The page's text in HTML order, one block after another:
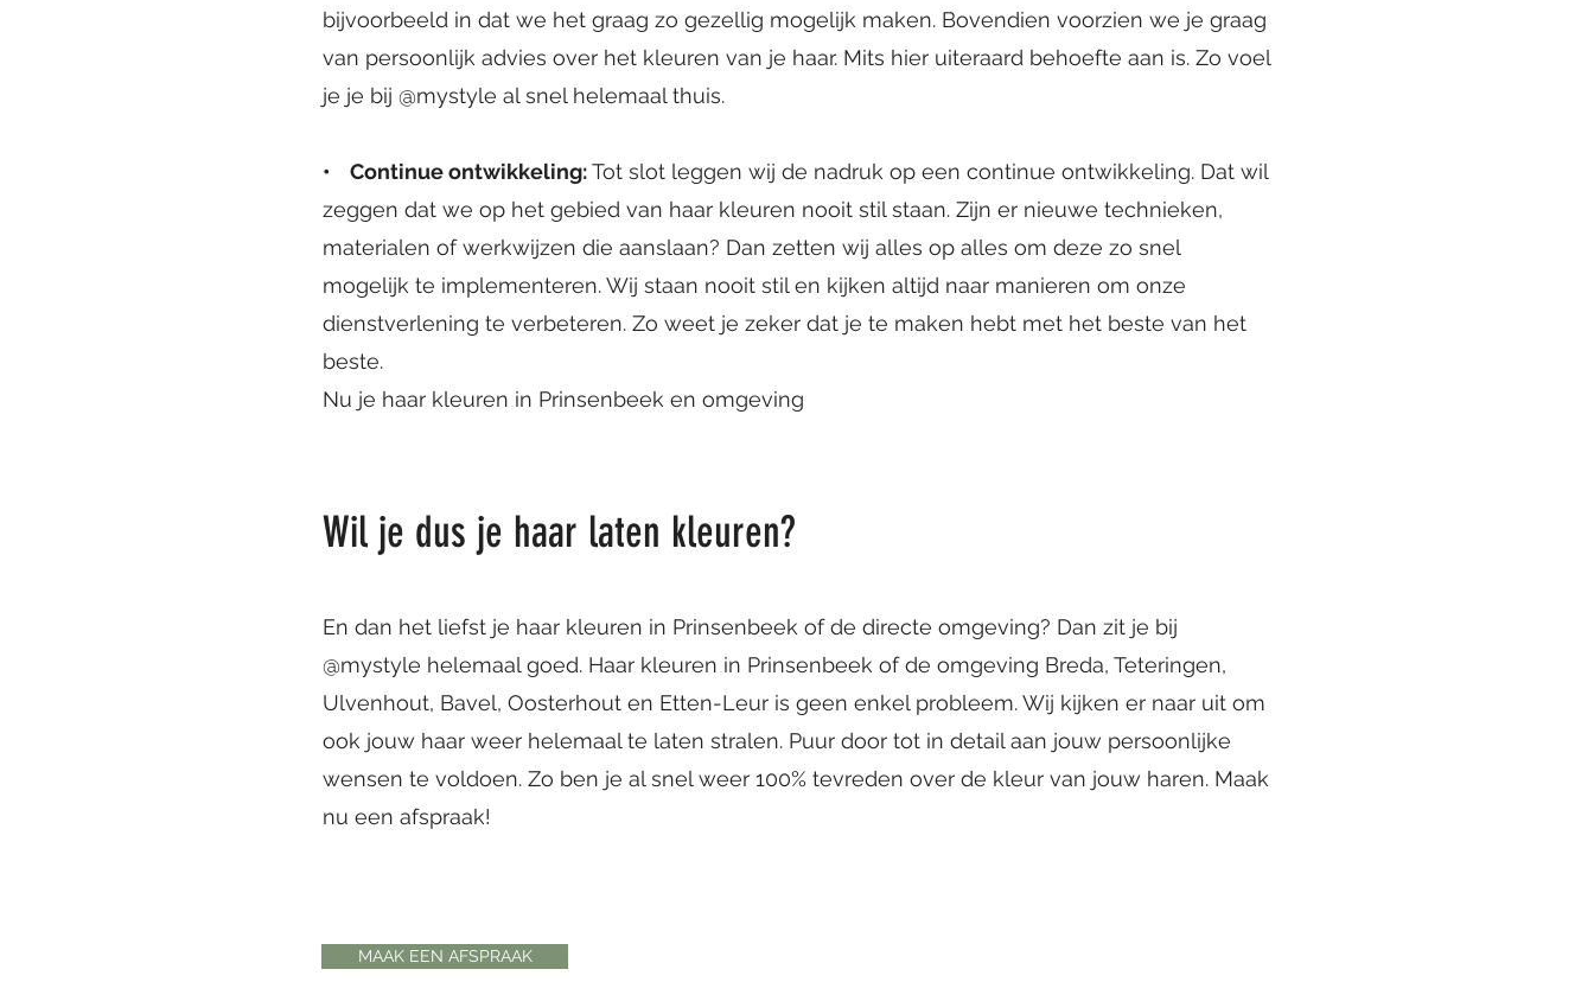
bijvoorbeeld in dat we het graag zo gezellig mogelijk maken. Bovendien voorzien we je graag
van persoonlijk advies over het kleuren van je haar. Mits hier uiteraard behoefte aan is. Zo voel
je je bij @mystyle al snel helemaal thuis.
• Continue ontwikkeling:Tot slot leggen wij de nadruk op een continue ontwikkeling. Dat wil
zeggen dat we op het gebied van haar kleuren nooit stil staan. Zijn er nieuwe technieken,
materialen of werkwijzen die aanslaan? Dan zetten wij alles op alles om deze zo snel
mogelijk te implementeren. Wij staan nooit stil en kijken altijd naar manieren om onze
dienstverlening te verbeteren. Zo weet je zeker dat je te maken hebt met het beste van het
beste.
Nu je haar kleuren in Prinsenbeek en omgeving
Wil je dus je haar laten kleuren?
En dan het liefst je haar kleuren in Prinsenbeek of de directe omgeving? Dan zit je bij
@mystyle helemaal goed. Haar kleuren in Prinsenbeek of de omgeving Breda, Teteringen,
Ulvenhout, Bavel, Oosterhout en Etten-Leur is geen enkel probleem. Wij kijken er naar uit om
ook jouw haar weer helemaal te laten stralen. Puur door tot in detail aan jouw persoonlijke
wensen te voldoen. Zo ben je al snel weer 100% tevreden over de kleur van jouw haren. Maak
nu een afspraak!
MAAK EEN AFSPRAAK